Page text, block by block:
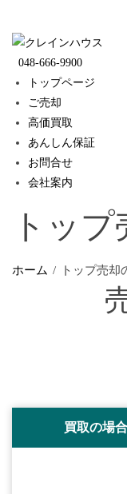
content
048-666-9900
トップページ
ご売却
高価買取
あんしん保証
お問合せ
会社案内
トッ
ホーム トップ売却
買取の場合